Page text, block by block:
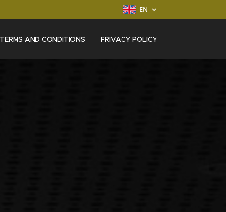
EN
TERMS AND CONDITIONS PRIVACY POLICY